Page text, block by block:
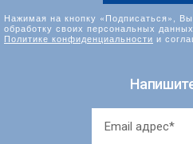
Нажимая на кнопку «Подписаться»,
обработку своих персональных
Политике конфиденциальности и